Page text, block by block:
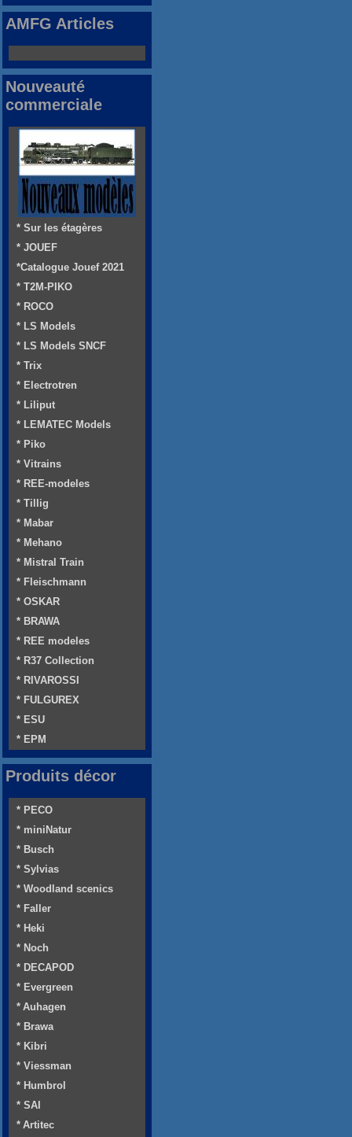
AMFG Articles
Nouveauté
commerciale
* Sur les étagères
* JOUEF
*Catalogue Jouef 2021
* T2M-PIKO
* ROCO
* LS Models
* LS Models SNCF
* Trix
* Electrotren
* Liliput
* LEMATEC Models
* Piko
* Vitrains
* REE-modeles
* Tillig
* Mabar
* Mehano
* Mistral Train
* Fleischmann
* OSKAR
* BRAWA
* REE modeles
* R37 Collection
* RIVAROSSI
* FULGUREX
* ESU
* EPM
Produits décor
* PECO
* miniNatur
* Busch
* Sylvias
* Woodland scenics
* Faller
* Heki
* Noch
* DECAPOD
* Evergreen
* Auhagen
* Brawa
* Kibri
* Viessman
* Humbrol
* SAI
* Artitec